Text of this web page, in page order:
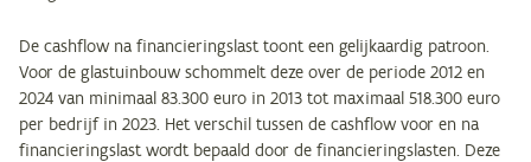
De cashflow na financieringslast toont een gelijkaardig patroon.
Voor de glastuinbouw schommelt deze over de periode 2012 en
2024 van minimaal 83.300 euro in 2013 tot maximaal 518.300 euro
per bedrijf in 2023. Het verschil tussen de cashflow voor en na
financieringslast wordt bepaald door de financieringslasten. Deze